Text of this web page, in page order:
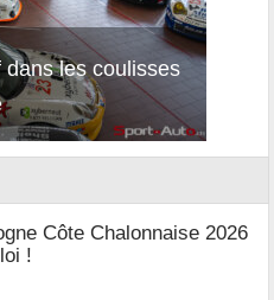
les coulisses
Ferrari
Côte Chalonnaise 2026
!